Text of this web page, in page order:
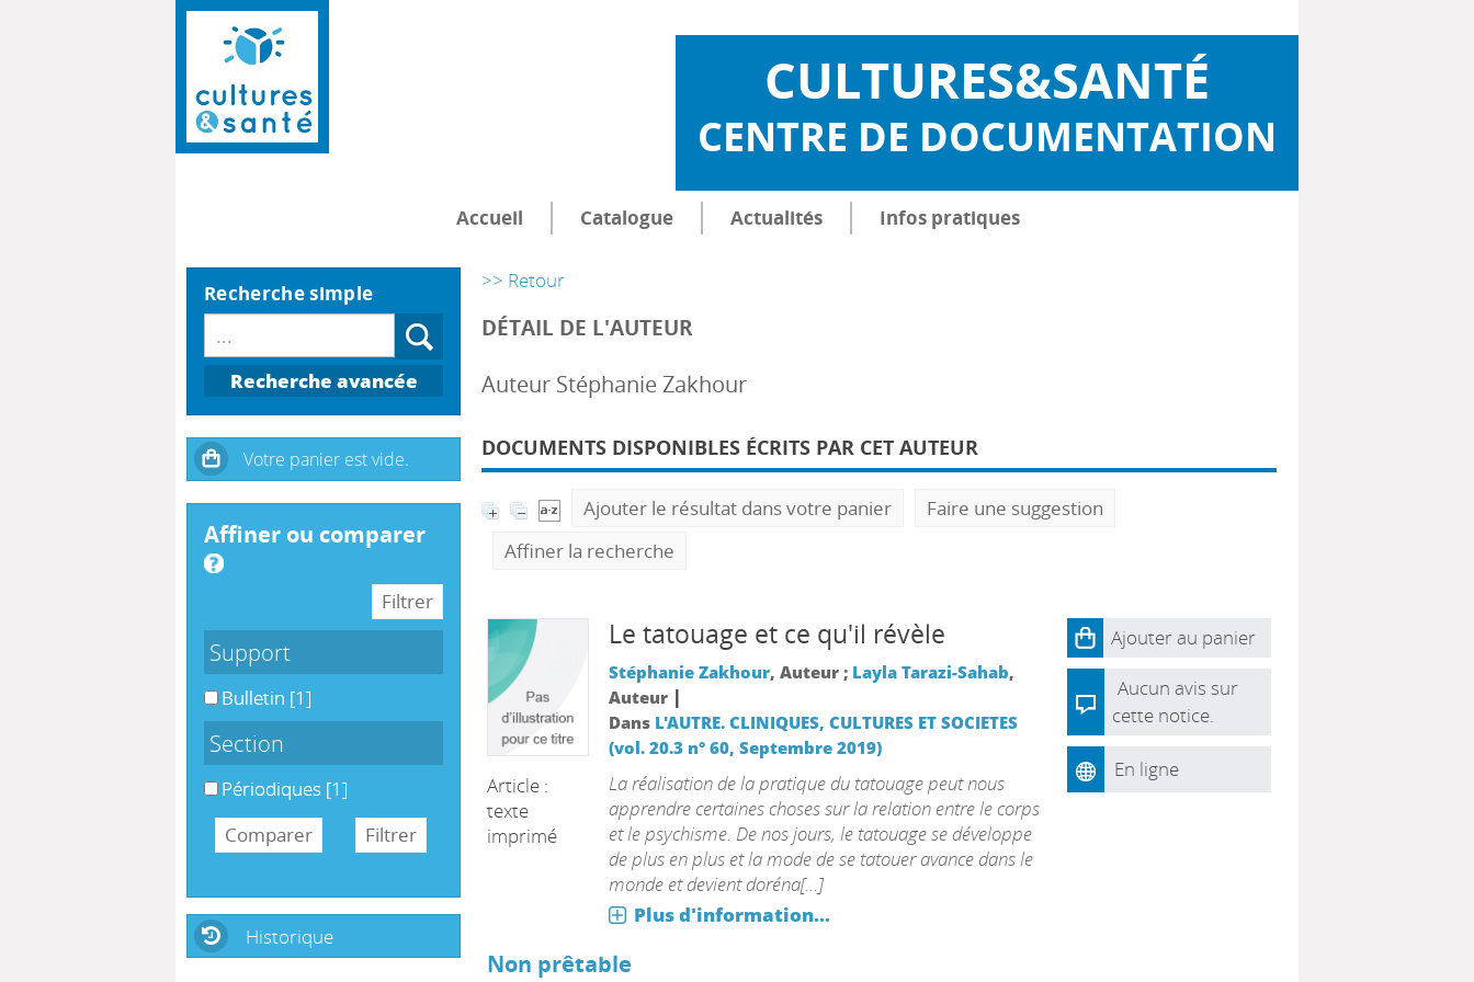
CULTURES&SANTÉ
CENTRE DE DOCUMENTATION
Accueil Catalogue Actualités Infos pratiques
>> Retour
DÉTAIL DE L'AUTEUR
Auteur Stéphanie Zakhour
DOCUMENTS DISPONIBLES ÉCRITS PAR CET AUTEUR
Ajouter le résultat dans votre panier
Faire une suggestion
Affiner la recherche
Article :
texte
imprimé
Le tatouage et ce qu'il révèle
Stéphanie Zakhour, Auteur ; Layla Tarazi-Sahab,
Auteur |
Dans L'AUTRE. CLINIQUES, CULTURES ET SOCIETES
(vol. 20.3 n° 60, Septembre 2019)
La réalisation de la pratique du tatouage peut nous
apprendre certaines choses sur la relation entre le corps
et le psychisme. De nos jours, le tatouage se développe
de plus en plus et la mode de se tatouer avance dans le
monde et devient doréna[...]
Plus d'information...
Ajouter au panier
Aucun avis sur
cette notice.
En ligne
Non prêtable
Recherche simple
Recherche avancée
affiner ou comparer
Support
Bulletin [1]
Section
Périodiques [1]
Historique